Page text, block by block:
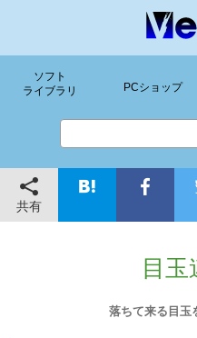
ソフト
ライブラリ
PCショップ
共有
目玉
落ちて来る目玉